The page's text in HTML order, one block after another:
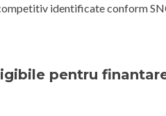
identificate conform
pentru